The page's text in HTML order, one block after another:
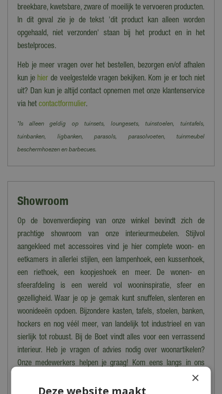
breekbare, kwetsbare, zware of moeilijk te vervoeren producten.
In dit geval zie je de tekst 'dit product kan alleen worden
opgehaald, niet verzonden' staan bij het product en in het
bestelproces.
Heb je meer vragen over het bestellen, bezorgen en/of afhalen
kun je hier de veelgestelde vragen bekijken. Kom je er toch niet
uit? Dan kun je altijd contact opnemen met onze klantenservice
via het contactformulier.
*Is alleen geldig op tuinsets, loungesets, tuinstoelen, tuintafels,
tuinbanken, ligbanken, parasols, parasolvoeten, tuinmeubel
beschermhoezen en barbecues.
Showroom
Op de bovenverdieping van onze winkel bevindt zich de
prachtige showroom van onze interieurmeubelen. Stijlvol
aangekleed met accessoires vind je hier complete woon- en
eetkamers in allerlei stijlen, een lampenhoek, een kussenhoek,
een riethoek, een koopjeshoek en meer. De wonen- en
sfeerafdeling is een wereld vol wooninspiratie, sfeer en
gezelligheid. Waar je op je gemak kunt snuffelen, slenteren en
woonideeën opdoen. Bijzondere kasten, tafels, stoelen, banken,
hockers en nog véél meer, van landelijk tot industrieel en van
sierlijk tot robuust. Bij de Boet vindt alles voor een verrassend
interieur. Heb je vragen of advies nodig over woonartikelen?
Onze medewerkers helpen je graag! Kom eens langs in ons
×
Deze website maakt